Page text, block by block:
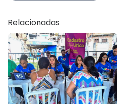
Relacionadas